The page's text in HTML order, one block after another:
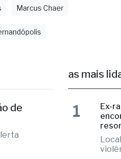
de
as mais
Ex-